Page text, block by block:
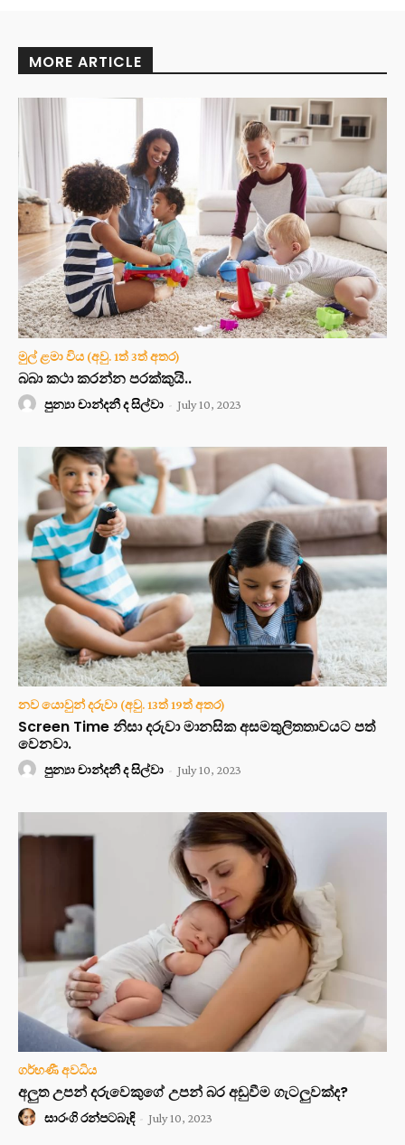
MORE ARTICLE
මුල් ළමා විය (අවු. 1ත් 3ත් අතර)
බබා කථා කරන්න පරක්කුයි..
පුන්‍යා චාන්දනී ද සිල්වා - July 10, 2023
නව යොවුන් දරුවා (අවු. 13ත් 19ත් අතර)
Screen Time නිසා දරුවා මානසික අසමතුලිතතාවයට පත්
වෙනවා.
පුන්‍යා චාන්දනී ද සිල්වා - July 10, 2023
ගර්භණී අවධිය
අලුත උපන් දරුවෙකුගේ උපන් බර අඩුවීම ගැටලුවක්ද?
සාරංගි රන්පටබැඳි - July 10, 2023